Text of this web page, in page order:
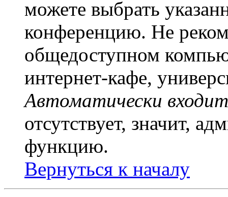
можете выбрать
конференцию. Не
общедоступном
интернет-кафе,
Автоматически
отсутствует, значит,
функцию.
Вернуться к началу